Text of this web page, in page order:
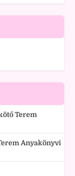
Terem
Anyakönyvi